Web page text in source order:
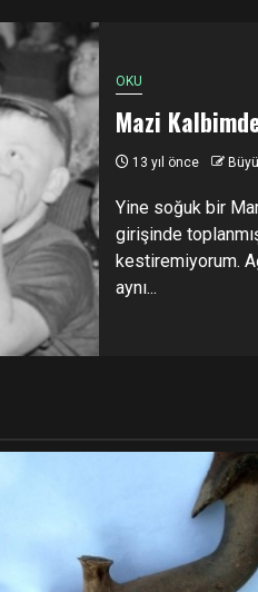
OKU
Mazi
13 yıl önce
Yine soğuk bir
girişinde
kestiremiyorum.
aynı...